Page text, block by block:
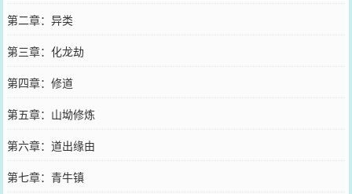
第二章：异类
第三章：化龙劫
第四章：修道
第五章：山坳修炼
第六章：道出缘由
第七章：青牛镇